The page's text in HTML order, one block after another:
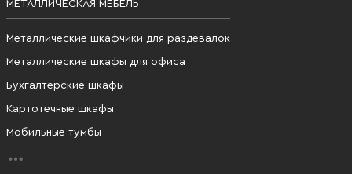
МЕТАЛЛИЧЕСКАЯ МЕБЕЛЬ
Металлические шкафчики для раздевалок
Металлические шкафы для офиса
Бухгалтерские шкафы
Картотечные шкафы
Мобильные тумбы